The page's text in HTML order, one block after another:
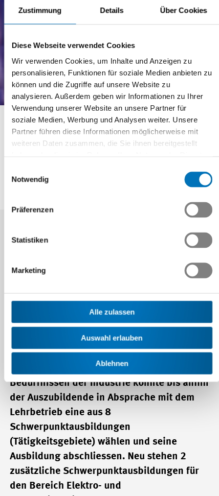
Zustimmung Details Über Cookies
Diese Webseite verwendet Cookies
Wir verwenden Cookies, um Inhalte und Anzeigen zu
personalisieren, Funktionen für soziale Medien anbieten zu
können und die Zugriffe auf unsere Website zu
analysieren. Außerdem geben wir Informationen zu Ihrer
Verwendung unserer Website an unsere Partner für
soziale Medien, Werbung und Analysen weiter. Unsere
Partner führen diese Informationen möglicherweise mit
weiteren Daten zusammen, die Sie ihnen bereitgestellt
Notwendig
Präferenzen
Statistiken
Marketing
Alle zulassen
Auswahl erlauben
Ablehnen
Neuigkeiten in der
beruflichen Grundbildung
mit Attest
«Maschinenbaupraktiker/in
EBA»
Neuigkeiten in der beruflichen Grundbildung mit Attest
Die Attestausbildung Mechanikpraktiker/in
führt zu einem eigenständigen Beruf.
Swissmem Berufsbildung führte diesen
Beruf im Jahr 2008 schweizweit ein.
Entsprechend den unterschiedlichen
Bedürfnissen der Industrie konnte bis anhin
der Auszubildende in Absprache mit dem
Lehrbetrieb eine aus 8
Schwerpunktausbildungen
(Tätigkeitsgebiete) wählen und seine
Ausbildung abschliessen. Neu stehen 2
zusätzliche Schwerpunktausbildungen für
den Bereich Elektro- und